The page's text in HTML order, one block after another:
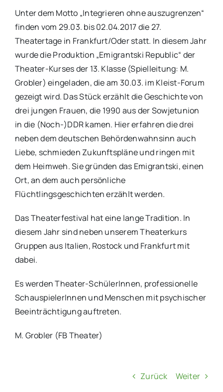
Unter dem Motto „Integrieren ohne auszugrenzen“
finden vom 29.03. bis 02.04.2017 die 27.
Theatertage in Frankfurt/Oder statt. In diesem Jahr
wurde die Produktion „Emigrantski Republic“ der
Theater-Kurses der 13. Klasse (Spielleitung: M.
Grobler) eingeladen, die am 30.03. im Kleist-Forum
gezeigt wird. Das Stück erzählt die Geschichte von
drei jungen Frauen, die 1990 aus der Sowjetunion
in die (Noch-)DDR kamen. Hier erfahren die drei
neben dem deutschen Behördenwahnsinn auch
Liebe, schmieden Zukunftspläne und ringen mit
dem Heimweh. Sie gründen das Emigrantski, einen
Ort, an dem auch persönliche
Flüchtlingsgeschichten erzählt werden.
Das Theaterfestival hat eine lange Tradition. In
diesem Jahr sind neben unserem Theaterkurs
Gruppen aus Italien, Rostock und Frankfurt mit
dabei.
Es werden Theater-SchülerInnen, professionelle
SchauspielerInnen und Menschen mit psychischer
Beeinträchtigung auftreten.
M. Grobler (FB Theater)
Zurück Weiter